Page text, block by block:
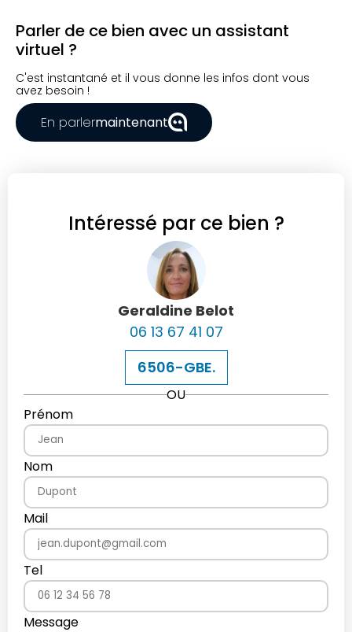
Parler de ce bien avec un assistant
virtuel ?
C'est instantané et il vous donne les infos dont vous
avez besoin !
En parlermaintenant
Intéressé par ce bien ?
Geraldine Belot
06 13 67 41 07
6506-GBE.
OU
Prénom
Nom
Mail
Tel
Message